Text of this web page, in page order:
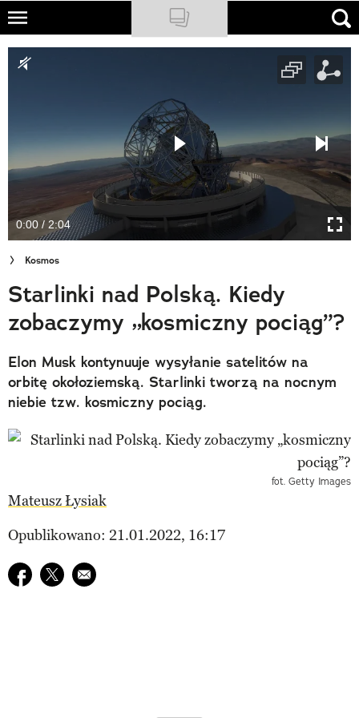
Skip
main
NATIONAL GEOGRAPHIC
Sklep
Cuda Polski
Wielki Konkurs Fotograficzny
Trendbook Podróżniczy
Polecane
0:00 / 2:04
Kosmos
Starlinki nad Polską. Kiedy
zobaczymy „kosmiczny pociąg”?
Elon Musk kontynuuje wysyłanie satelitów na
orbitę okołoziemską. Starlinki tworzą na nocnym
niebie tzw. kosmiczny pociąg.
fot. Getty Images
Mateusz Łysiak
Opublikowano: 21.01.2022, 16:17
Udostępnij na facebook
Udostępnij na twitter
E-mail do przyjaciela